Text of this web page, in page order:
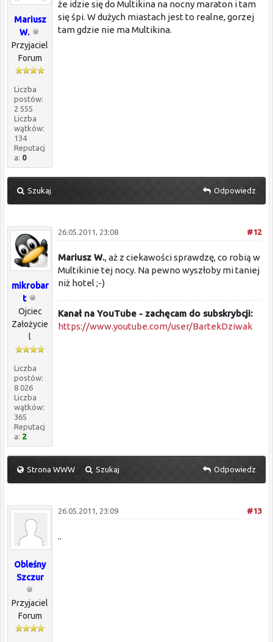
Mariusz
W.
Przyjaciel
Forum
Liczba
postów:
2 555
Liczba
wątków:
134
Reputacj
a: 0
że idzie się do Multikina na nocny maraton i tam
się śpi. W dużych miastach jest to realne, gorzej
tam gdzie nie ma Multikina.
Szukaj Odpowiedz
mikrobar
t
Ojciec
Założycie
l
Liczba
postów:
8 026
Liczba
wątków:
365
Reputacj
a: 2
#12
26.05.2011, 23:08
Mariusz W., aż z ciekawości sprawdzę, co robią w
Multikinie tej nocy. Na pewno wyszłoby mi taniej
niż hotel ;-)
Kanał na YouTube - zachęcam do subskrybcji:
https://www.youtube.com/user/BartekDziwak
Strona WWW Szukaj Odpowiedz
Obleśny
Szczur
Przyjaciel
Forum
#13
26.05.2011, 23:09
..